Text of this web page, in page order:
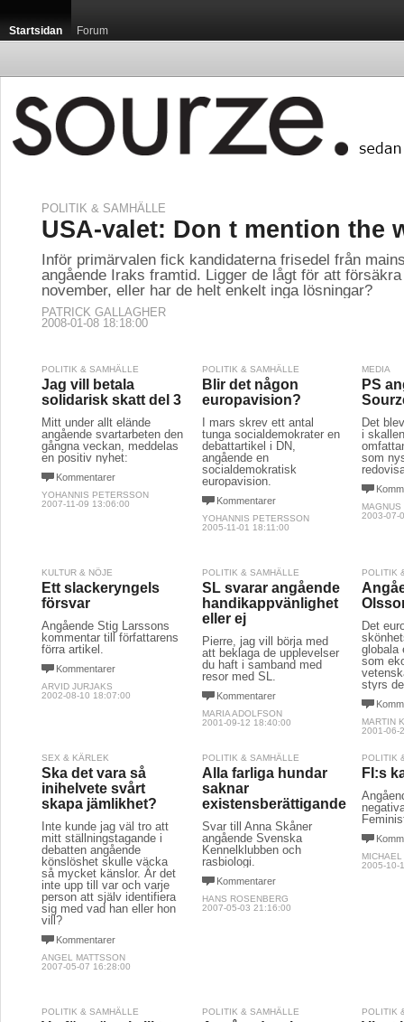
Startsidan Forum
POLITIK & SAMHÄLLE
USA-valet: Don t mention the
Inför primärvalen fick kandidaterna frisedel från
angående Iraks framtid. Ligger de lågt för att
november, eller har de helt enkelt inga lösningar?
PATRICK GALLAGHER
2008-01-08 18:18:00
POLITIK & SAMHÄLLE
Jag vill betala
solidarisk skatt del 3
Mitt under allt elände
angående svartarbeten den
gångna veckan, meddelas
en positiv nyhet:
Kommentarer
YOHANNIS PETERSSON
2007-11-09 13:06:00
POLITIK & SAMHÄLLE
Blir det någon
europavision?
I mars skrev ett antal
tunga socialdemokrater en
debattartikel i DN,
angående en
socialdemokratisk
europavision.
Kommentarer
YOHANNIS PETERSSON
2005-11-01 18:11:00
MEDIA
PS
Det
i
som
2003-07-
KULTUR & NÖJE
Ett slackeryngels
försvar
Angående Stig Larssons
kommentar till författarens
förra artikel.
Kommentarer
ARVID JURJAKS
2002-08-10 18:07:00
POLITIK & SAMHÄLLE
SL svarar angående
handikappvänlighet
eller ej
Pierre, jag vill börja med
att beklaga de upplevelser
du haft i samband med
resor med SL.
Kommentarer
MARIA ADOLFSON
2001-09-12 18:40:00
POLITIK
Det
globala
som
styrs
MARTIN
2001-06-
SEX & KÄRLEK
Ska det vara så
inihelvete svårt
skapa jämlikhet?
Inte kunde jag väl tro att
mitt ställningstagande i
debatten angående
könslöshet skulle väcka
så mycket känslor. Är det
inte upp till var och varje
person att själv identifiera
sig med vad han eller hon
vill?
Kommentarer
ANGEL MATTSSON
2007-05-07 16:28:00
POLITIK & SAMHÄLLE
Alla farliga hundar
saknar
existensberättigande
Svar till Anna Skåner
angående Svenska
Kennelklubben och
rasbiologi.
Kommentarer
HANS ROSENBERG
2007-05-03 21:16:00
POLITIK
FI:s
2005-10-
POLITIK & SAMHÄLLE POLITIK & SAMHÄLLE POLITIK